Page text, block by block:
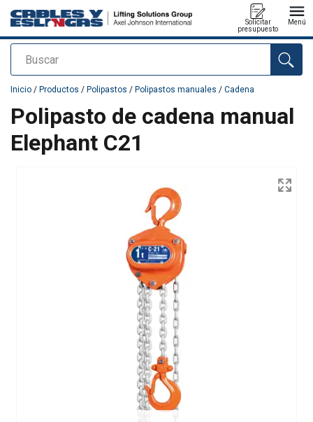
Buscar
Solicitar
presupuesto
Menú
Agregado a su presupuesto
Inicio / Productos / Polipastos / Polipastos manuales / Cadena
Polipasto de cadena manual
Elephant C21